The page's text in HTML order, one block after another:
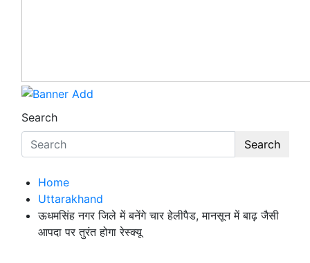
Search
Search
Home
Uttarakhand
ऊधमसिंह नगर जिले में बनेंगे चार हेलीपैड, मानसून में बाढ़ जैसी
आपदा पर तुरंत होगा रेस्क्यू